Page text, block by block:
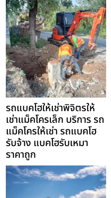
รถแบคโฮให้เช่าพิจิตรให้
เช่าแม็คโครเล็ก บริการ รถ
แม็คโครให้เช่า รถแบคโฮ
รับจ้าง แบคโฮรับเหมา
ราคาถูก